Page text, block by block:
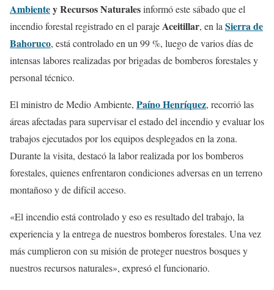
Ambientey Recursos Naturalesinformó este sábado que el
incendio forestal registrado en el parajeAceitillar, en laSierra de
Bahoruco, está controlado en un 99 %, luego de varios días de
intensas labores realizadas por brigadas de bomberos forestales y
personal técnico.
El ministro de Medio Ambiente, Paíno Henríquez, recorrió las
áreas afectadas para supervisar el estado del incendio y evaluar los
trabajos ejecutados por los equipos desplegados en la zona.
Durante la visita, destacó la labor realizada por los bomberos
forestales, quienes enfrentaron condiciones adversas en un terreno
montañoso y de difícil acceso.
«El incendio está controlado y eso es resultado del trabajo, la
experiencia y la entrega de nuestros bomberos forestales. Una vez
más cumplieron con su misión de proteger nuestros bosques y
nuestros recursos naturales», expresó el funcionario.